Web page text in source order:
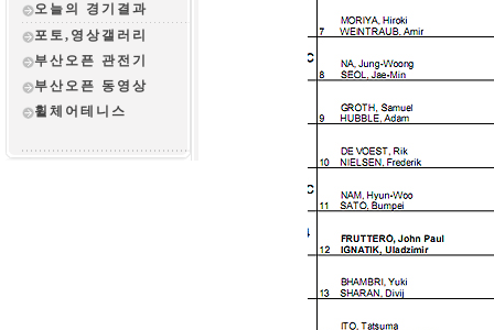
오늘의 경기결과
포토,영상갤러리
부산오픈 관전 기
부산오픈 동영상
휠체어테니스